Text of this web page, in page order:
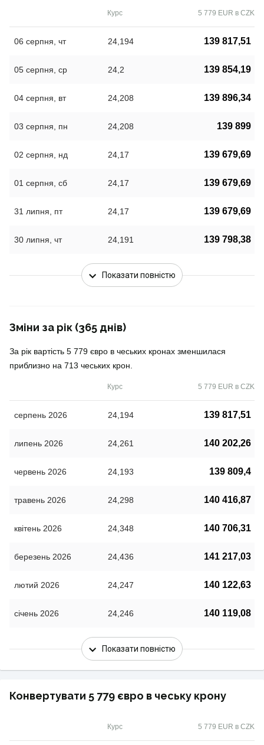
Курс 5 779 EUR в CZK
06 серпня, чт 24,194 139 817,51
05 серпня, ср 24,2 139 854,19
04 серпня, вт 24,208 139 896,34
03 серпня, пн 24,208 139 899
02 серпня, нд 24,17 139 679,69
01 серпня, сб 24,17 139 679,69
31 липня, пт 24,17 139 679,69
30 липня, чт 24,191 139 798,38
Показати повністю
Зміни за рік (365 днів)
За рік вартість 5 779 євро в чеських кронах зменшилася
приблизно на 713 чеських крон.
Курс 5 779 EUR в CZK
серпень 2026 24,194 139 817,51
липень 2026 24,261 140 202,26
червень 2026 24,193 139 809,4
травень 2026 24,298 140 416,87
квітень 2026 24,348 140 706,31
березень 2026 24,436 141 217,03
лютий 2026 24,247 140 122,63
січень 2026 24,246 140 119,08
Показати повністю
Конвертувати 5 779 євро в чеську крону
Курс 5 779 EUR в CZK